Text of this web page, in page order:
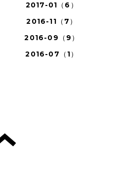
2017-01（6）
2016-11（7）
2016-09（9）
2016-07（1）